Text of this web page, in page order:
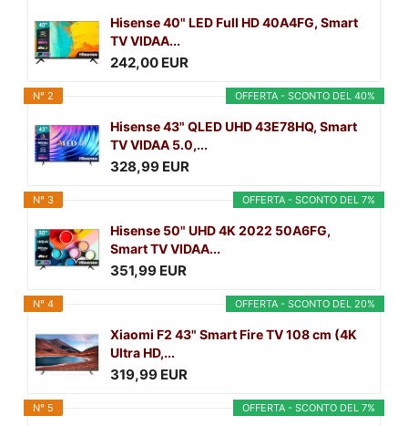
Hisense 40" LED Full HD 40A4FG, Smart
TV VIDAA...
242,00 EUR
OFFERTA - SCONTO DEL 40%
N° 2
Hisense 43" QLED UHD 43E78HQ, Smart
TV VIDAA 5.0,...
328,99 EUR
OFFERTA - SCONTO DEL 7%
N° 3
Hisense 50" UHD 4K 2022 50A6FG,
Smart TV VIDAA...
351,99 EUR
OFFERTA - SCONTO DEL 20%
N° 4
Xiaomi F2 43" Smart Fire TV 108 cm (4K
Ultra HD,...
319,99 EUR
OFFERTA - SCONTO DEL 7%
N° 5